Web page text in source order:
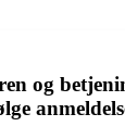
og